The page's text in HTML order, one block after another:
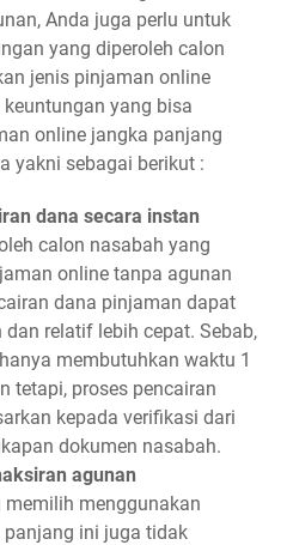
Anda juga perlu untuk
yang diperoleh calon
jenis pinjaman online
yang bisa
online jangka panjang
yakni sebagai berikut :
dana secara instan
calon nasabah yang
online tanpa agunan
dana pinjaman dapat
relatif lebih cepat. Sebab,
membutuhkan waktu 1
tetapi, proses pencairan
kepada verifikasi dari
dokumen nasabah.
agunan
menggunakan
ini juga tidak